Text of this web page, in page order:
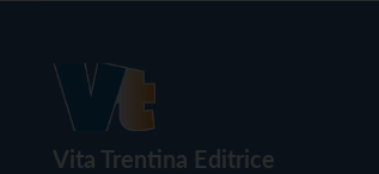
Vita Trentina Editrice